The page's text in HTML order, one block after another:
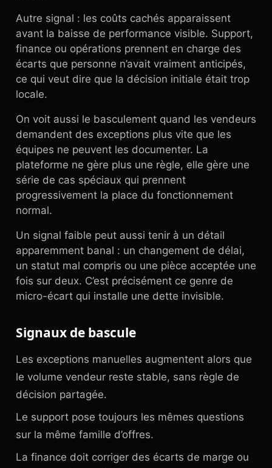
Autre signal : les coûts cachés apparaissent
avant la baisse de performance visible. Support,
finance ou opérations prennent en charge des
écarts que personne n’avait vraiment anticipés,
ce qui veut dire que la décision initiale était trop
locale.
On voit aussi le basculement quand les vendeurs
demandent des exceptions plus vite que les
équipes ne peuvent les documenter. La
plateforme ne gère plus une règle, elle gère une
série de cas spéciaux qui prennent
progressivement la place du fonctionnement
normal.
Un signal faible peut aussi tenir à un détail
apparemment banal : un changement de délai,
un statut mal compris ou une pièce acceptée une
fois sur deux. C’est précisément ce genre de
micro-écart qui installe une dette invisible.
Signaux de bascule
Les exceptions manuelles augmentent alors que
le volume vendeur reste stable, sans règle de
décision partagée.
Le support pose toujours les mêmes questions
sur la même famille d’offres.
La finance doit corriger des écarts de marge ou